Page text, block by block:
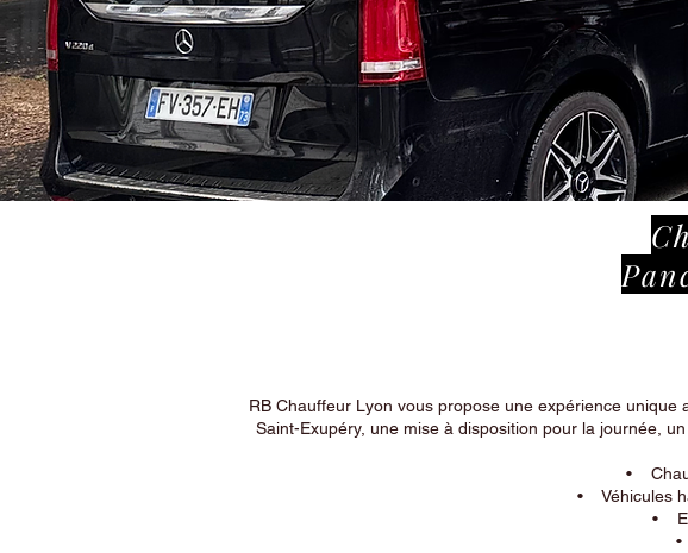
RB Chauffeur Lyon vous propose une expérience
Saint-Exupéry, une mise à disposition pour la journée,
•
• Véhicules
•
•